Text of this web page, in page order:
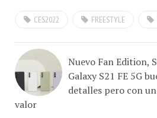
CES2022 FREESTYLE
Nuevo Fan Edition,
Galaxy S21 FE 5G
detalles pero con
valor